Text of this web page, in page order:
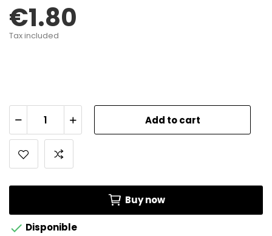
€1.80
Tax included
Add to cart
Buy now
 Disponible